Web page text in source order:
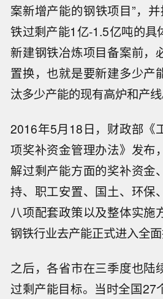
案新增产能的钢铁项目”，
铁过剩产能1亿-1.5亿吨的具
新建钢铁冶炼项目备案前，
置换，也就是要新建多少产
汰多少产能的现有高炉和产线
2016年5月18日，财政部《
项奖补资金管理办法》发布
解过剩产能方面的奖补资金
持、职工安置、国土、环保
八项配套政策以及整体实施
钢铁行业去产能正式进入全面
之后，各省市在三季度也陆
过剩产能目标。当时全国27